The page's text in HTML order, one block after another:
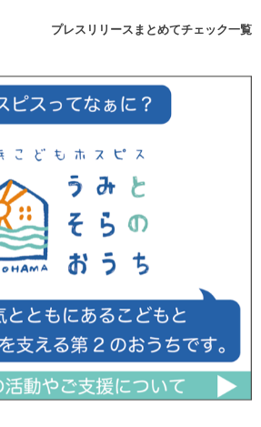
プレスリリースまとめてチェック一覧